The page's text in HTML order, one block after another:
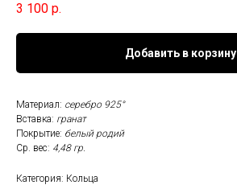
3 100 р.
Добавить в корзину
Материал: серебро 925°
Вставка: гранат
Покрытие: белый родий
Ср. вес: 4,48 гр.
Категория: Кольца